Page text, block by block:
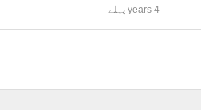
4 years پہلے